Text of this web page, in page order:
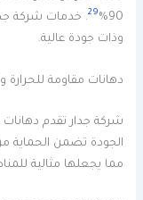
90%
29. خدمات شركة
وذات جودة عالية.
دهانات مقاومة للحرارة
شركة جدار تقدم دهانات
الجودة تضمن الحماية
مما يجعلها مثالية